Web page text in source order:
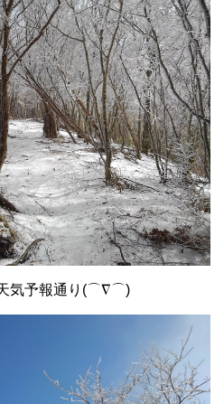
気予報通り(⌒∇⌒)